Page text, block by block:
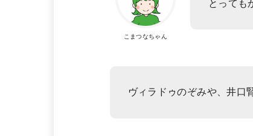
こまつなちゃん
とっても
ヴィラドゥのぞみや、井口